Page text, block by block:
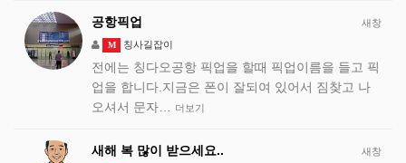
새창
공항픽업
M 칭사길잡이
전에는 칭다오공항 픽업을 할때 픽업이름을 들고 픽
업을 합니다.지금은 폰이 잘되여 있어서 짐찾고 나
오셔서 문자…
더보기
새창
새해 복 많이 받으세요..